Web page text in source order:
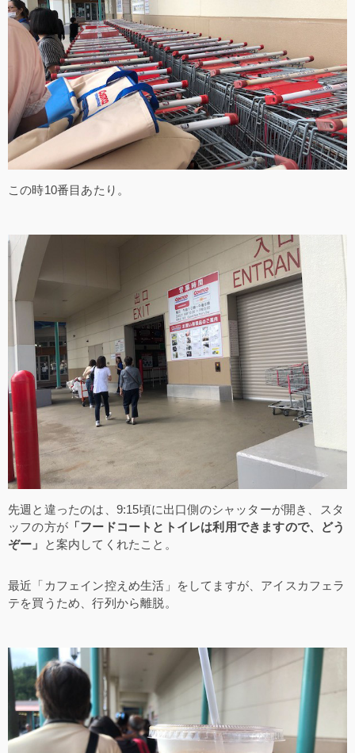
この時10番目あたり。
先週と違ったのは、9:15頃に出口側のシャッターが開き、スタ
ッフの方が 「フードコートとトイレは利用できますので、どう
ぞー」
と案内してくれたこと。
最近「カフェイン控えめ生活」をしてますが、アイスカフェラ
テを買うため、行列から離脱。